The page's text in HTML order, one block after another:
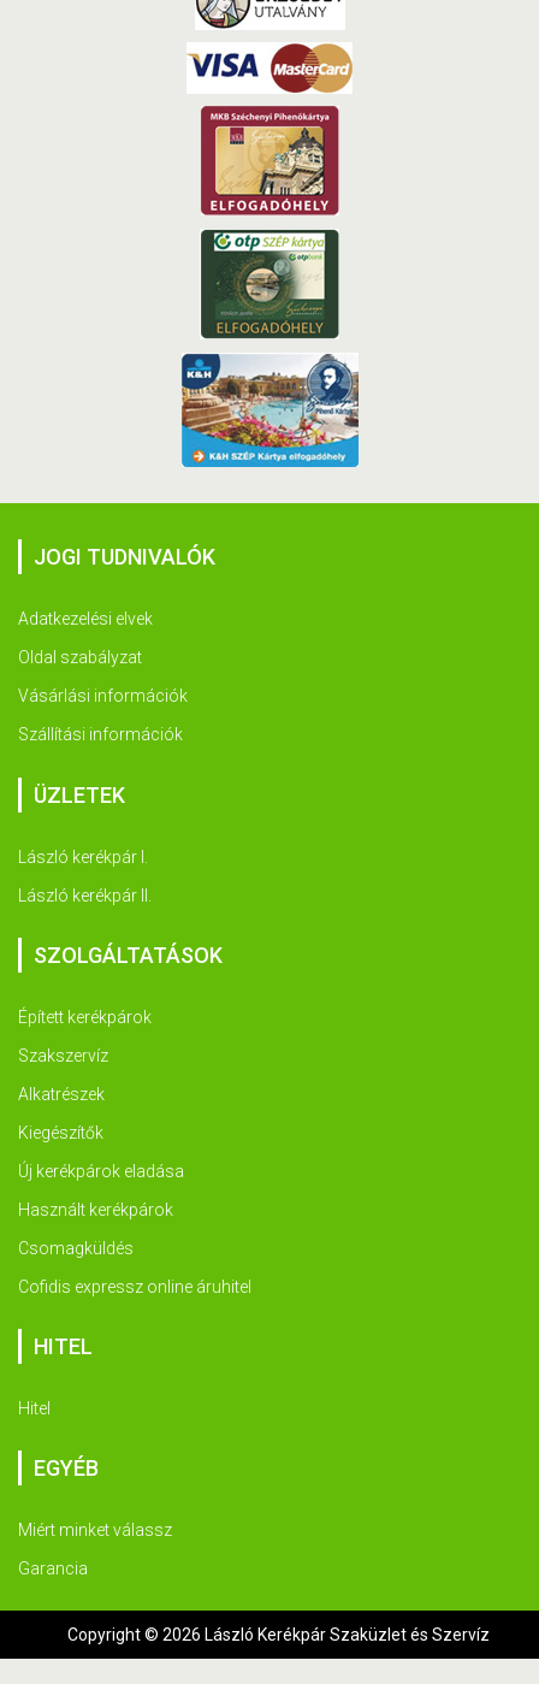
JOGI TUDNIVALÓK
Adatkezelési elvek
Oldal szabályzat
Vásárlási információk
Szállítási információk
ÜZLETEK
László kerékpár I.
László kerékpár II.
SZOLGÁLTATÁSOK
Épített kerékpárok
Szakszervíz
Alkatrészek
Kiegészítők
Új kerékpárok eladása
Használt kerékpárok
Csomagküldés
Cofidis expressz online áruhitel
HITEL
Hitel
EGYÉB
Miért minket válassz
Garancia
Copyright © 2026 László Kerékpár Szaküzlet és Szervíz